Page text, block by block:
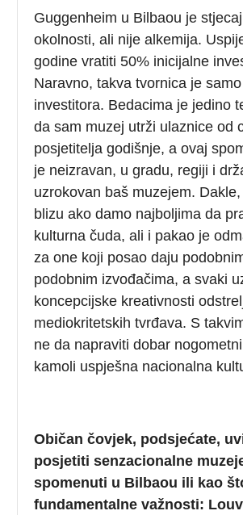
Guggenheim u Bilbaou je
okolnosti, ali nije alkemija.
godine vratiti 50% inicijalne
Naravno, takva tvornica je
investitora. Bedacima je jedino
da sam muzej utrži ulaznice od
posjetitelja godišnje, a ovaj
je neizravan, u gradu, regiji i
uzrokovan baš muzejem.
blizu ako damo najboljima da
kulturna čuda, ali i pakao je
za one koji posao daju
podobnim izvođačima, a svaki
koncepcijske kreativnosti
mediokritetskih tvrđava. S
ne da napraviti dobar
kamoli uspješna nacionalna
Običan čovjek, podsjećate,
posjetiti senzacionalne
spomenuti u Bilbaou ili kao
fundamentalne važnosti: